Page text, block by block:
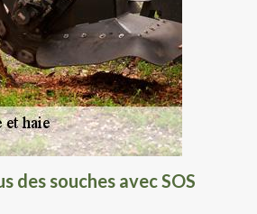
des souches avec SOS